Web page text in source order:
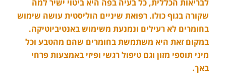
לבריאות הכללית, כל בעיה בפה היא ביטוי ישיר למה
שקורה בגוף כולו. רפואת שיניים הוליסטית עושה שימוש
בחומרים לא רעילים ונמנעת משימוש באנטיביוטיקה.
במקום זאת היא משתמשת בחומרים שהם מהטבע וכל
מיני תוספי מזון וגם טיפול רגשי ופיזי באמצעות פרחי
באך.